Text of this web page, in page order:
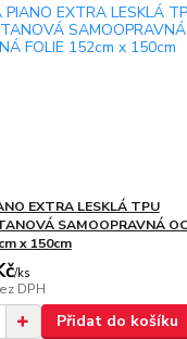
EXTRA LESKLÁ TPU
SAMOOPRAVNÁ
x 150cm
/ks
DPH
Přidat do košíku